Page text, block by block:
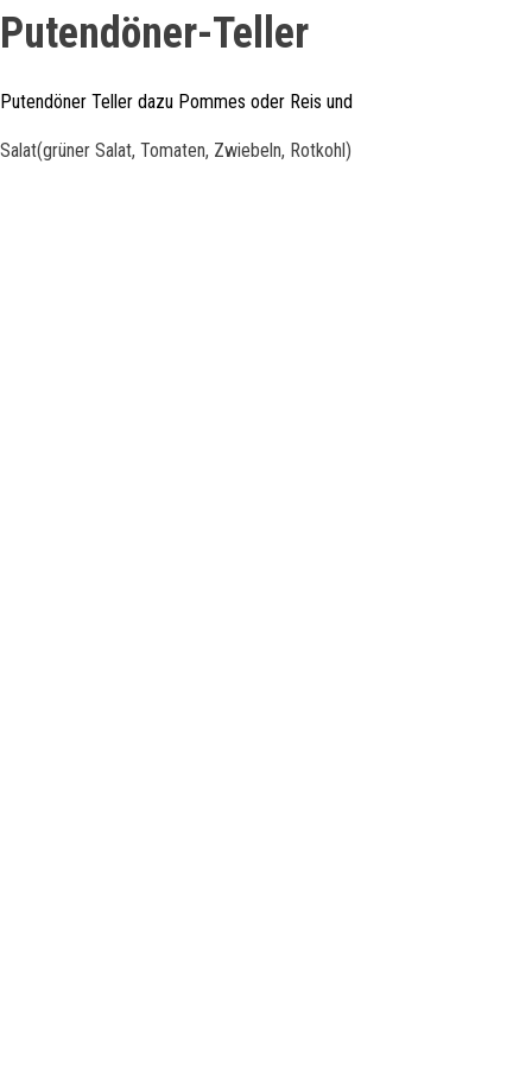
Putendöner-Teller
Putendöner Teller dazu Pommes oder Reis und
Salat(grüner Salat, Tomaten, Zwiebeln, Rotkohl)